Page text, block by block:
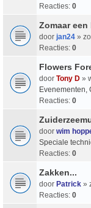
Reacties: 0
Zomaar een
door jan24 »
Reacties: 0
Flowers
door Tony D »
Evenementen,
Reacties: 0
door wim
Speciale
Reacties: 0
Zakken...
door Patrick »
Reacties: 0